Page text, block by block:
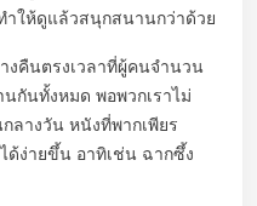
ำให้ดูแล้วสนุกสนานกว่าด้วย
งคืนตรงเวลาที่ผู้คนจำนวน
กันทั้งหมด พอพวกเราไม่
ลางวัน หนังที่พากเพียร
ด้ง่ายขึ้น อาทิเช่น ฉากซึ้ง